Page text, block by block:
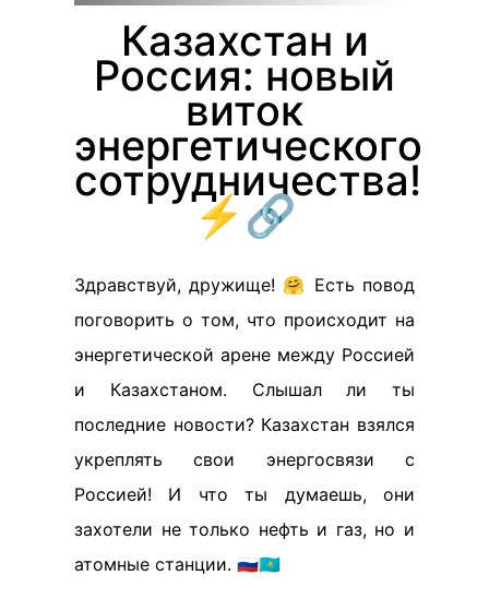
Казахстан и
Россия: новый
виток
энергетического
сотрудничества!
⚡️🔗
Здравствуй, дружище! 🤗 Есть повод
поговорить о том, что происходит на
энергетической арене между Россией
и Казахстаном. Слышал ли ты
последние новости? Казахстан взялся
укреплять свои энергосвязи с
Россией! И что ты думаешь, они
захотели не только нефть и газ, но и
атомные станции. 🇷🇺🇰🇿